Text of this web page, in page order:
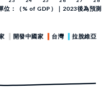
位：（% of GDP）｜2023後為預測